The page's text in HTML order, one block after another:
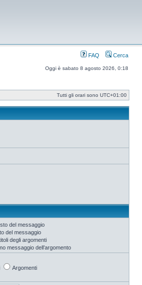
FAQ Cerca
Oggi è sabato 8 agosto 2026, 0:18
Tutti gli orari sono UTC+01:00
del messaggio
del messaggio
degli argomenti
messaggio dell’argomento
Argomenti